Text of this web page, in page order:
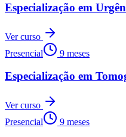
Especialização em
Ver curso
Presencial
9 meses
Especialização em
Ver curso
Presencial
9 meses